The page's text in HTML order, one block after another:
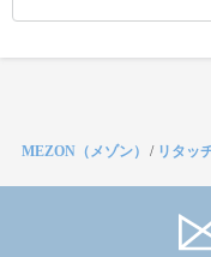
MEZON（メゾン） / リタッ